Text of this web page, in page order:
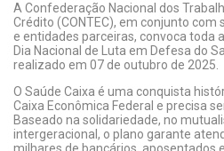
A Confederação Nacional dos
Crédito (CONTEC), em conjunto com
e entidades parceiras, convoca toda
Dia Nacional de Luta em Defesa do
realizado em 07 de outubro de 2025.
O Saúde Caixa é uma conquista
Caixa Econômica Federal e precisa
Baseado na solidariedade, no
intergeracional, o plano garante